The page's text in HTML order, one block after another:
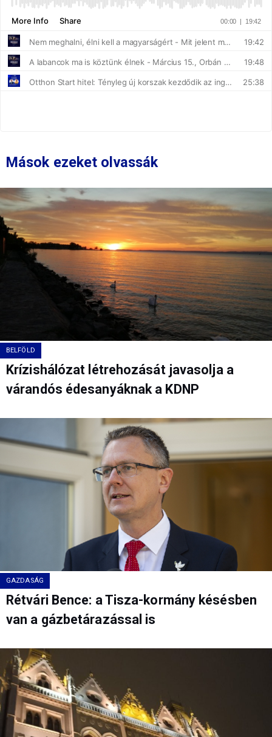
Mások ezeket olvassák
BELFÖLD
Krízishálózat létrehozását javasolja a
várandós édesanyáknak a KDNP
GAZDASÁG
Rétvári Bence: a Tisza-kormány késésben
van a gázbetárazással is